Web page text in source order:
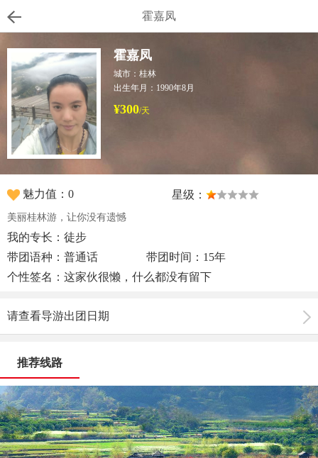
霍嘉凤
霍嘉凤
城市：桂林
出生年月：1990年8月
¥300/天
魅力值：0 星级：
美丽桂林游，让你没有遗憾
我的专长：徒步
带团语种：普通话
带团时间：15年
个性签名：这家伙很懒，什么都没有留下
请查看导游出团日期
推荐线路